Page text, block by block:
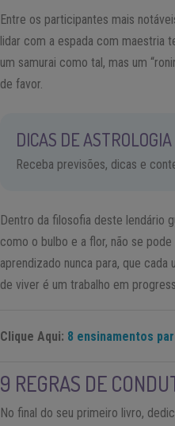
Entre os participantes mais
lidar com a espada com maestria
um samurai como tal, mas um
de favor.
DICAS DE
Receba previsões, dicas e
Dentro da filosofia deste lendário
como o bulbo e a flor, não se
aprendizado nunca para, que
de viver é um trabalho em
Clique Aqui: 8 ensinamentos
9 REGRAS DE
No final do seu primeiro livro,